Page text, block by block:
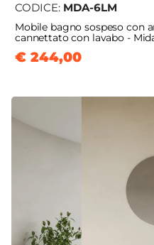
CODICE: MDA-6LM
Mobile bagno sospeso con
cannettato con lavabo -
€ 244,00